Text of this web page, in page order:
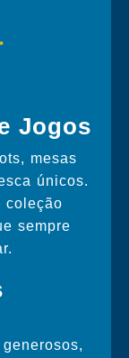
Jogos
mesas
únicos.
coleção
sempre